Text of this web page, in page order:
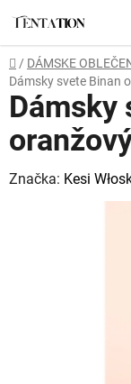
obsah
Domov
/ DÁMSKE
Dámsky svete Binan
Dámsky
Značka: Kesi